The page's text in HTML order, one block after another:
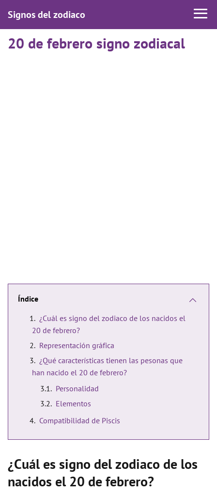
Signos del zodiaco
20 de febrero signo zodiacal
Índice
¿Cuál es signo del zodiaco de los nacidos el
20 de febrero?
Representación gráfica
¿Qué características tienen las pesonas que
han nacido el 20 de febrero?
Personalidad
Elementos
Compatibilidad de Piscis
¿Cuál es signo del zodiaco de los
nacidos el 20 de febrero?